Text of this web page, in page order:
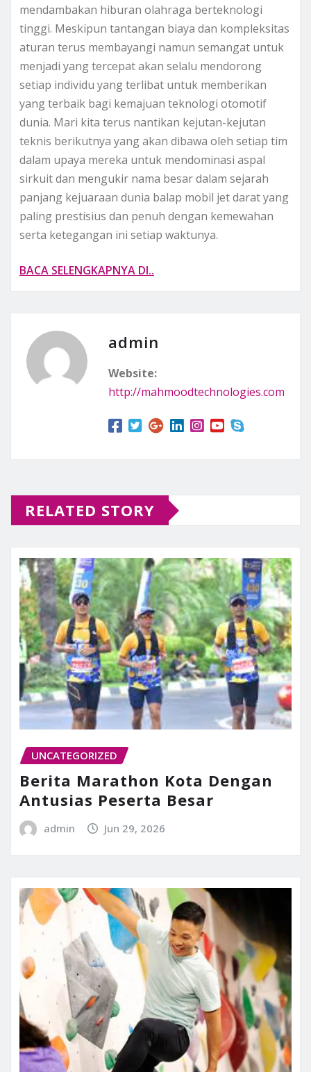
mendambakan hiburan olahraga berteknologi
tinggi. Meskipun tantangan biaya dan kompleksitas
aturan terus membayangi namun semangat untuk
menjadi yang tercepat akan selalu mendorong
setiap individu yang terlibat untuk memberikan
yang terbaik bagi kemajuan teknologi otomotif
dunia. Mari kita terus nantikan kejutan-kejutan
teknis berikutnya yang akan dibawa oleh setiap tim
dalam upaya mereka untuk mendominasi aspal
sirkuit dan mengukir nama besar dalam sejarah
panjang kejuaraan dunia balap mobil jet darat yang
paling prestisius dan penuh dengan kemewahan
serta ketegangan ini setiap waktunya.
BACA SELENGKAPNYA DI..
admin
Website:
http://mahmoodtechnologies.com
RELATED STORY
UNCATEGORIZED
Berita Marathon Kota Dengan
Antusias Peserta Besar
admin Jun 29, 2026